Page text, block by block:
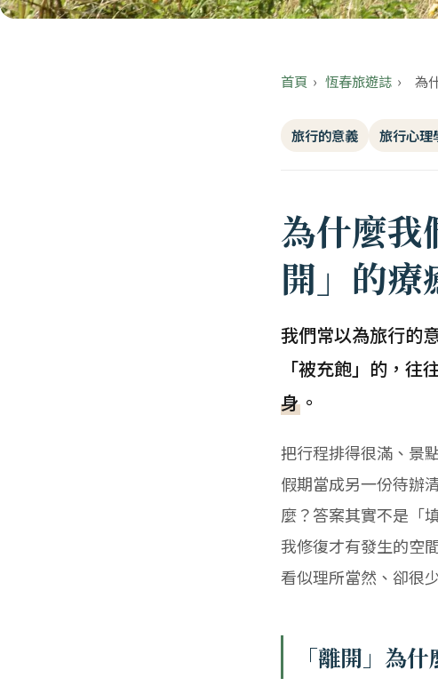
首頁 › 恆春旅遊誌 › 為
旅行的意義 旅行心理
為什麼我
開」的療
我們常以為旅行的
「被充飽」的，往
身 。
把行程排得很滿、景
假期當成另一份待辦
麼？答案其實不是「
我修復才有發生的空
看似理所當然、卻很
「離開」為